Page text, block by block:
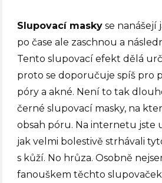
Slupovací masky se nanášejí
po čase ale zaschnou a
Tento slupovací efekt dělá
proto se doporučuje spíš pro
póry a akné. Není to tak
černé slupovací masky, na
obsah póru. Na internetu jste
jak velmi bolestivě strhávali
s kůží. No hrůza. Osobně
fanouškem těchto